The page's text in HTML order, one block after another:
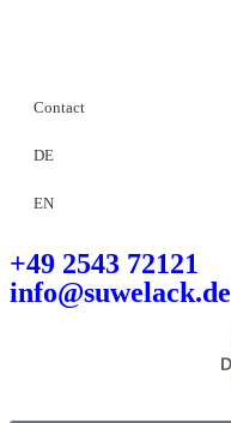
Contact
DE
EN
+49 2543 72121
info@suwelack.de